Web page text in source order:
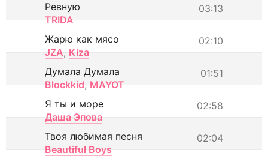
03:13
Ревную
TRIDA
02:10
Жарю как мясо
JZA, Kiza
01:51
Думала Думала
Blockkid, MAYOT
02:58
Я ты и море
Даша Эпова
02:04
Твоя любимая песня
Beautiful Boys